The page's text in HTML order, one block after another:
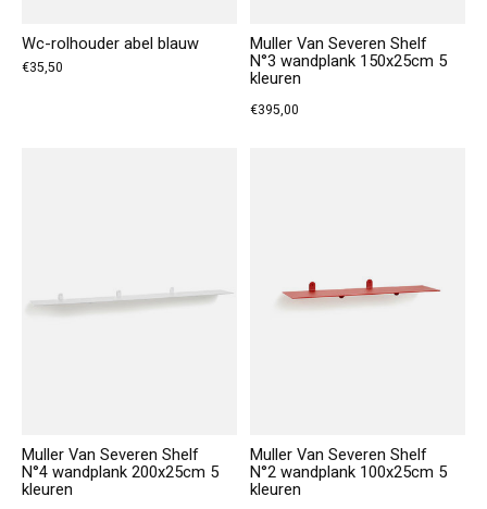
Wc-rolhouder abel blauw
€35,50
Muller Van Severen Shelf
N°3 wandplank 150x25cm 5
kleuren
€395,00
Muller Van Severen Shelf
N°4 wandplank 200x25cm 5
kleuren
Muller Van Severen Shelf
N°2 wandplank 100x25cm 5
kleuren